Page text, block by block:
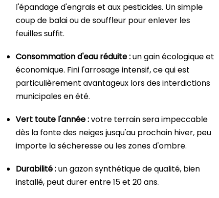
l'épandage d'engrais et aux pesticides. Un simple
coup de balai ou de souffleur pour enlever les
feuilles suffit.
Consommation d'eau réduite :un gain écologique et
économique. Fini l'arrosage intensif, ce qui est
particulièrement avantageux lors des interdictions
municipales en été.
Vert toute l'année :votre terrain sera impeccable
dès la fonte des neiges jusqu'au prochain hiver, peu
importe la sécheresse ou les zones d'ombre.
Durabilité :un gazon synthétique de qualité, bien
installé, peut durer entre 15 et 20 ans.